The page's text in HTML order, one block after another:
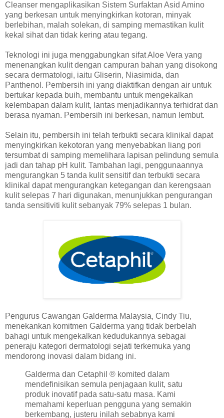
Cleanser mengaplikasikan Sistem Surfaktan Asid Amino
yang berkesan untuk menyingkirkan kotoran, minyak
berlebihan, malah solekan, di samping memastikan kulit
kekal sihat dan tidak kering atau tegang.
Teknologi ini juga menggabungkan sifat Aloe Vera yang
menenangkan kulit dengan campuran bahan yang disokong
secara dermatologi, iaitu Gliserin, Niasimida, dan
Panthenol. Pembersih ini yang diaktifkan dengan air untuk
bertukar kepada buih, membantu untuk mengekalkan
kelembapan dalam kulit, lantas menjadikannya terhidrat dan
berasa nyaman. Pembersih ini berkesan, namun lembut.
Selain itu, pembersih ini telah terbukti secara klinikal dapat
menyingkirkan kekotoran yang menyebabkan liang pori
tersumbat di samping memelihara lapisan pelindung semula
jadi dan tahap pH kulit. Tambahan lagi, penggunaannya
mengurangkan 5 tanda kulit sensitif dan terbukti secara
klinikal dapat mengurangkan ketegangan dan kerengsaan
kulit selepas 7 hari digunakan, menunjukkan pengurangan
tanda sensitiviti kulit sebanyak 79% selepas 1 bulan.
Pengurus Cawangan Galderma Malaysia, Cindy Tiu,
menekankan komitmen Galderma yang tidak berbelah
bahagi untuk mengekalkan kedudukannya sebagai
peneraju kategori dermatologi sejati terkemuka yang
mendorong inovasi dalam bidang ini.
Galderma dan Cetaphil ® komited dalam
mendefinisikan semula penjagaan kulit, satu
produk inovatif pada satu-satu masa. Kami
memahami keperluan pengguna yang semakin
berkembang, justeru inilah sebabnya kami